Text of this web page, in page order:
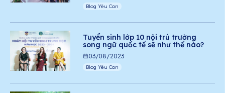
Blog Yêu Con
Tuyển sinh lớp 10 nội trú trường
song ngữ quốc tế sẽ như thế nào?
03/08/2023
Blog Yêu Con